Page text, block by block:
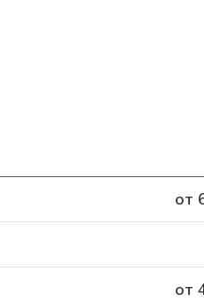
от
от